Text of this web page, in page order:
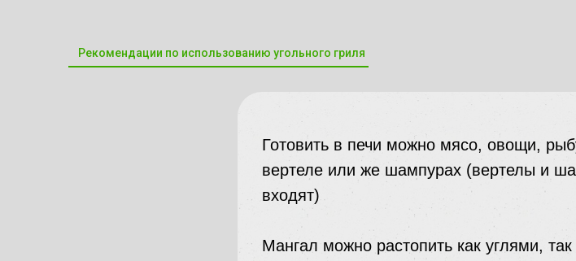
Рекомендации по использованию угольного гриля
Готовить в печи можно мясо, овощи,
вертеле или же шампурах (вертелы и
входят)
Мангал можно растопить как углями,